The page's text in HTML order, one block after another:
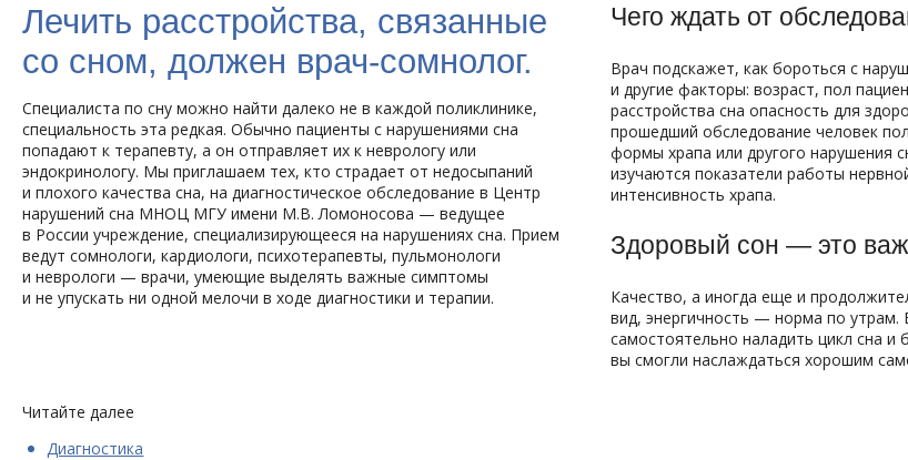
Лечить расстройства, связанные
со сном, должен врач-сомнолог.
Специалиста по сну можно найти далеко не в каждой поликлинике,
специальность эта редкая. Обычно пациенты с нарушениями сна
попадают к терапевту, а он отправляет их к неврологу или
эндокринологу. Мы приглашаем тех, кто страдает от недосыпаний
и плохого качества сна, на диагностическое обследование в Центр
нарушений сна МНОЦ МГУ имени М.В. Ломоносова — ведущее
в России учреждение, специализирующееся на нарушениях сна. Прием
ведут сомнологи, кардиологи, психотерапевты, пульмонологи
и неврологи — врачи, умеющие выделять важные симптомы
и не упускать ни одной мелочи в ходе диагностики и терапии.
Чего ждать от
Врач подскажет, как бороться с
и другие факторы: возраст, пол
расстройства сна опасность для
прошедший обследование человек
формы храпа или другого нарушения
изучаются показатели работы
интенсивность храпа.
Здоровый сон — это
Качество, а иногда еще и
вид, энергичность — норма по утрам.
самостоятельно наладить цикл сна
вы смогли наслаждаться хорошим
Читайте далее
Диагностика